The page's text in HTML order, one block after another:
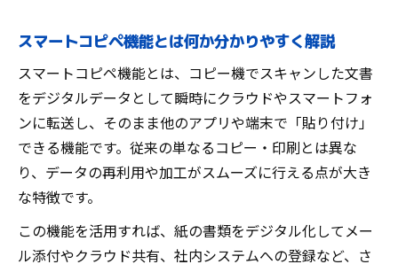
業務用コピー機のクラウド対応機能比較ポ
イント
クラウド共有でコピー機の活用幅が広がる
理由
アプリ連携が進化するデジタル複合機の強
み
コピー機導入で見落とせないセキュリティ
対策
コピー機活用によるペーパーレス化への道筋
スマートコピペ機能とは何か分かりやすく解説
スマートコピペ機能とは、コピー機でスキャンした文書
をデジタルデータとして瞬時にクラウドやスマートフォ
ンに転送し、そのまま他のアプリや端末で「貼り付け」
できる機能です。従来の単なるコピー・印刷とは異な
り、データの再利用や加工がスムーズに行える点が大き
な特徴です。
この機能を活用すれば、紙の書類をデジタル化してメー
ル添付やクラウド共有、社内システムへの登録など、さ